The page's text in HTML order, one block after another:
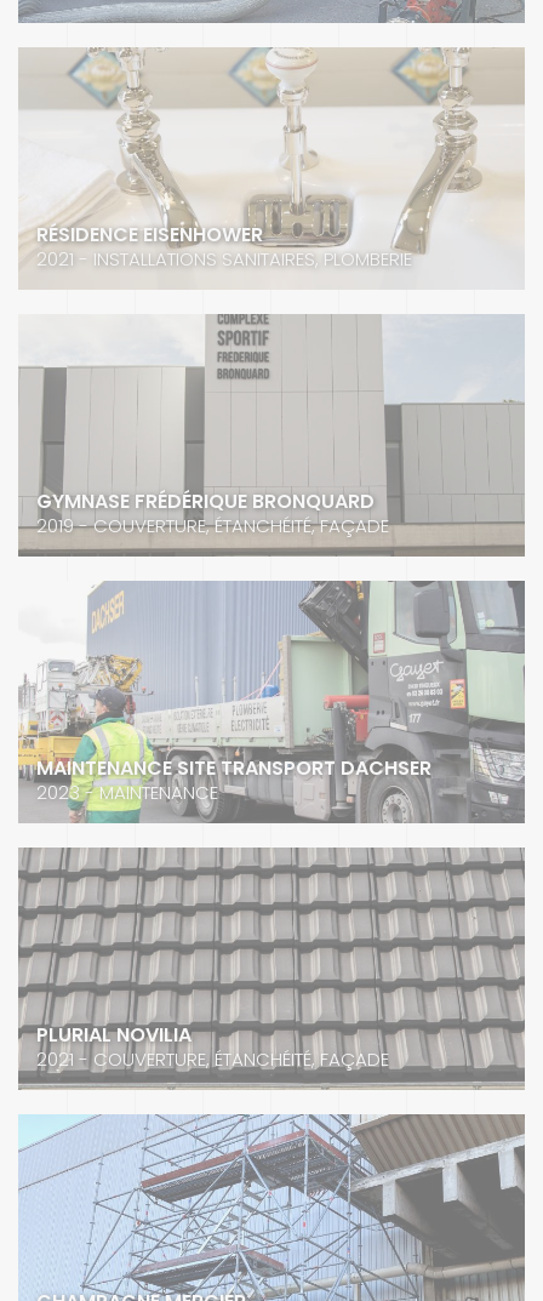
RÉSIDENCE EISENHOWER
2021 - INSTALLATIONS SANITAIRES, PLOMBERIE
GYMNASE FRÉDÉRIQUE BRONQUARD
2019 - COUVERTURE, ÉTANCHÉITÉ, FAÇADE
MAINTENANCE SITE TRANSPORT DACHSER
2023 - MAINTENANCE
PLURIAL NOVILIA
2021 - COUVERTURE, ÉTANCHÉITÉ, FAÇADE